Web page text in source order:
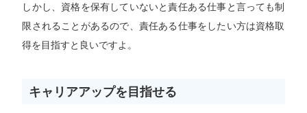
しかし、資格を保有していないと責任ある仕事と言っても制
限されることがあるので、責任ある仕事をしたい方は資格取
得を目指すと良いですよ。
キャリアアップを目指せる